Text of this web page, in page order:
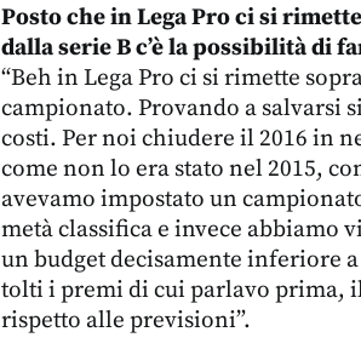
Posto che in Lega Pro ci si
dalla serie B c’è la possibilità di
“Beh in Lega Pro ci si rimette
campionato. Provando a salvarsi
costi. Per noi chiudere il 2016 in
come non lo era stato nel 2015,
avevamo impostato un
metà classifica e invece abbiamo
un budget decisamente inferiore
tolti i premi di cui parlavo prima,
rispetto alle previsioni”.